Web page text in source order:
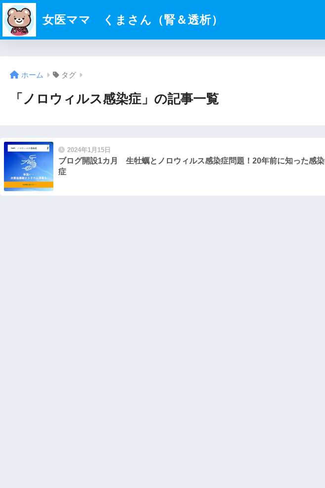
女医ママ くまさん（腎＆透析）
ホーム タグ
「ノロウィルス感染症」の記事一覧
2024年1月15日
ブログ開設1カ月 生牡蠣とノロウィルス感染症問題！20年前に知った感染
症